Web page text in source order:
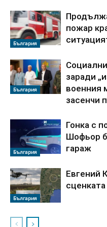
България
пожар
България
заради
военния
засенчи
България
Гонка с
Шофьор
гараж
България
Евгений